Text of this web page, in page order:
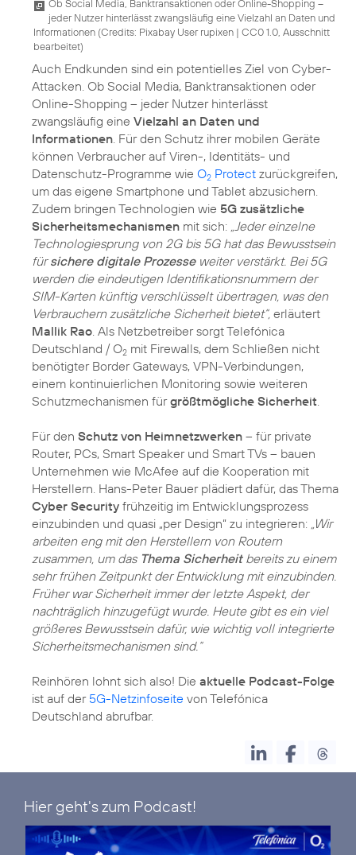
Ob Social Media, Banktransaktionen oder Online-Shopping –
jeder Nutzer hinterlässt zwangsläufig eine Vielzahl an Daten und
Informationen (Credits: Pixabay User rupixen | CC0 1.0, Ausschnitt
bearbeitet)
Auch Endkunden sind ein potentielles Ziel von Cyber-
Attacken. Ob Social Media, Banktransaktionen oder
Online-Shopping – jeder Nutzer hinterlässt
zwangsläufig eine Vielzahl an Daten und
Informationen . Für den Schutz ihrer mobilen Geräte
können Verbraucher auf Viren-, Identitäts- und
Datenschutz-Programme wie O2 Protect zurückgreifen,
um das eigene Smartphone und Tablet abzusichern.
Zudem bringen Technologien wie 5G zusätzliche
Sicherheitsmechanismen mit sich:
„Jeder einzelne
Technologiesprung von 2G bis 5G hat das Bewusstsein
fürsichere digitale Prozesseweiter verstärkt. Bei 5G
werden die eindeutigen Identifikationsnummern der
SIM-Karten künftig verschlüsselt übertragen, was den
Verbrauchern zusätzliche Sicherheit bietet“, erläutert
Mallik Rao . Als Netzbetreiber sorgt Telefónica
Deutschland / O2 mit Firewalls, dem Schließen nicht
benötigter Border Gateways, VPN-Verbindungen,
einem kontinuierlichen Monitoring sowie weiteren
Schutzmechanismen fürgrößtmögliche Sicherheit
Für den Schutz von Heimnetzwerken – für private
Router, PCs, Smart Speaker und Smart TVs – bauen
Unternehmen wie McAfee auf die Kooperation mit
Herstellern. Hans-Peter Bauer plädiert dafür, das Thema
Cyber Security frühzeitig im Entwicklungsprozess
einzubinden und quasi „per Design“ zu integrieren: „Wir
arbeiten eng mit den Herstellern von Routern
zusammen, um das Thema Sicherheitbereits zu einem
sehr frühen Zeitpunkt der Entwicklung mit einzubinden.
Früher war Sicherheit immer der letzte Aspekt, der
nachträglich hinzugefügt wurde. Heute gibt es ein viel
größeres Bewusstsein dafür, wie wichtig voll integrierte
Sicherheitsmechanismen sind.“
Reinhören lohnt sich also! Die aktuelle Podcast-Folge
ist auf der 5G-Netzinfoseite von Telefónica
Deutschland abrufbar.
Hier geht's zum Podcast!